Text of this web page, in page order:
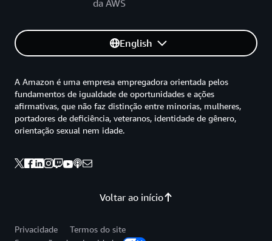
da AWS
English
Voltar ao início
A Amazon é uma empresa empregadora orientada pelos
fundamentos de igualdade de oportunidades e ações
afirmativas, que não faz distinção entre minorias, mulheres,
portadores de deficiência, veteranos, identidade de gênero,
orientação sexual nem idade.
Privacidade
Termos do site